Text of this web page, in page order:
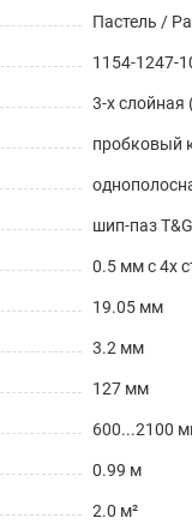
Пастель /
1154-1247-
3-х слойная
пробковый
шип-паз T&G
0.5 мм с 4х
19.05 мм
3.2 мм
127 мм
600...2100
0.99 м
2.0 м²